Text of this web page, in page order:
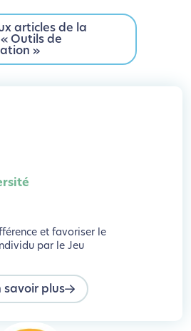
articles de la
Outils de
»
et favoriser le
par le Jeu
savoir plus